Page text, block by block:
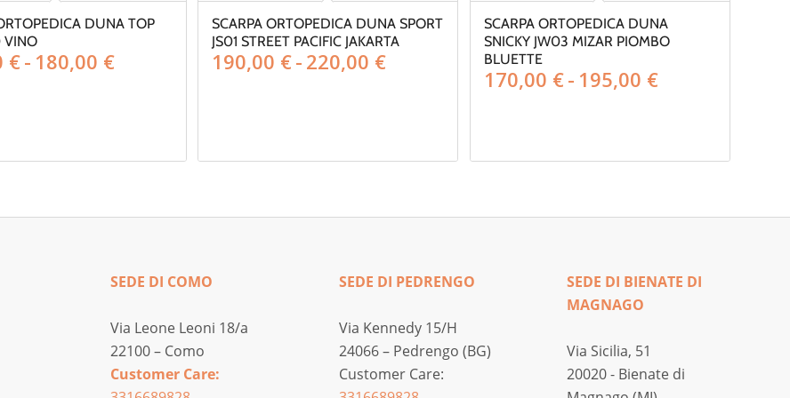
DUNA TOP
€- 180,00 €Fascia
a
SCARPA ORTOPEDICA DUNA SPORT
JS01 STREET PACIFIC JAKARTA
190,00 €- 220,00 €Fascia
a
SCARPA ORTOPEDICA DUNA
SNICKY JW03 MIZAR PIOMBO
BLUETTE
170,00 €- 195,00 €Fascia
170,00 €
SEDE DI COMO
Via Leone Leoni 18/a
22100 – Como
Customer Care:
SEDE DI PEDRENGO
Via Kennedy 15/H
24066 – Pedrengo (BG)
Customer Care:
SEDE DI BIENATE DI
MAGNAGO
Via Sicilia, 51
20020 - Bienate di